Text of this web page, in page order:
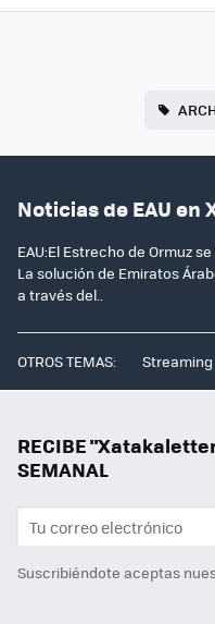
Noticias de EAU en
EAU:El Estrecho de Ormuz
La solución de Emiratos
a través del..
OTROS TEMAS: Streaming
RECIBE
SEMANAL
Suscribiéndote aceptas